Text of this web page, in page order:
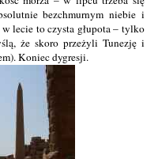
bezchmurnym niebie i
lecie to czysta głupota – tylko
że skoro przeżyli Tunezję i
Koniec dygresji.